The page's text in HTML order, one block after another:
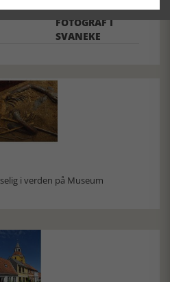
1916 -
FOTOGRAF I
SVANEKE
i verden på Museum